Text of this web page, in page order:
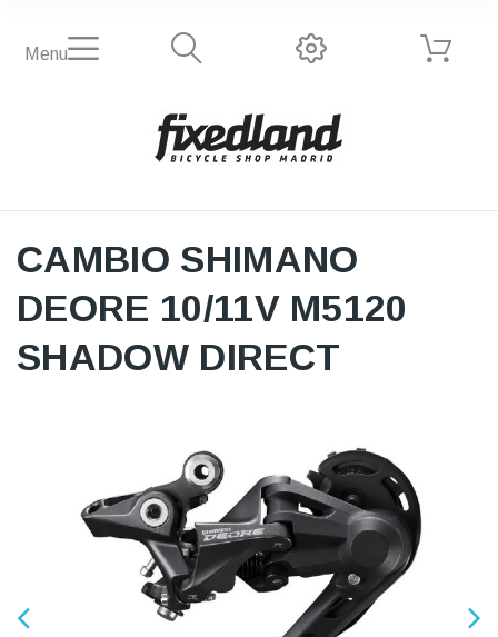
Menu
CAMBIO SHIMANO
DEORE 10/11V M5120
SHADOW DIRECT